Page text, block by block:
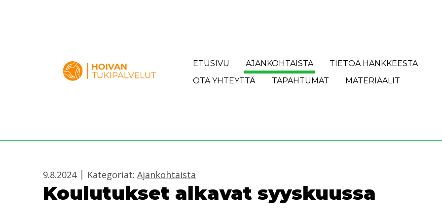
ETUSIVU AJANKOHTAISTA
TIETOA HANKKEESTA
OTA YHTEYTTÄ
TAPAHTUMAT MATERIAALIT
9.8.2024 Kategoriat: Ajankohtaista
Koulutukset alkavat syyskuussa